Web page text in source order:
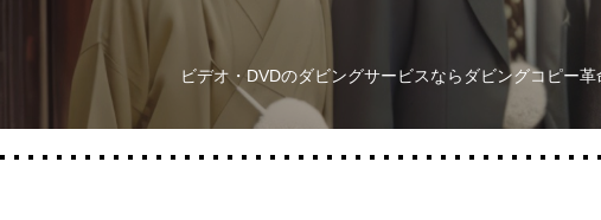
ビデオ・DVDのダビングサービスならダビングコピー革